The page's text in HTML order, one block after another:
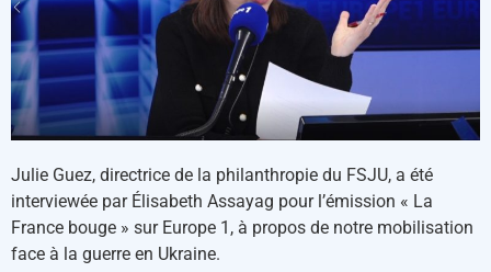
Julie Guez, directrice de la philanthropie du FSJU, a été
interviewée par Élisabeth Assayag pour l’émission « La
France bouge » sur Europe 1, à propos de notre mobilisation
face à la guerre en Ukraine.